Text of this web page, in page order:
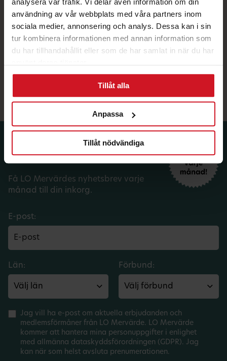
analysera vår trafik. Vi delar även information om din
användning av vår webbplats med våra partners inom
sociala medier, annonsering och analys. Dessa kan i sin
tur kombinera informationen med annan information som
du har tillhandahållit eller som de har samlat in när du har
Tillåt alla
Anpassa
Tillåt nödvändiga
15% rabatt hos Flügger
Prenumerera på dina
medlemsförmåner.
Få LO Mervärdes nyhetsbrev varje
månad till din inkorg.
E-post:
Län: Förbund:
Jag vill ha e-post om aktuella erbjudanden och
medlemsförmåner från LO Mervärde. LO Mervärde
kommer att hantera mina personuppgifter i enlighet
med allmänna dataskyddsförordningen (GDPR). Jag
kan när som helst avsluta prenumerationen.